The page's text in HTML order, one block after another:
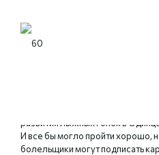
развития лыжных гонок в
И все бы могло пройти хорошо,
болельщики могут подписать